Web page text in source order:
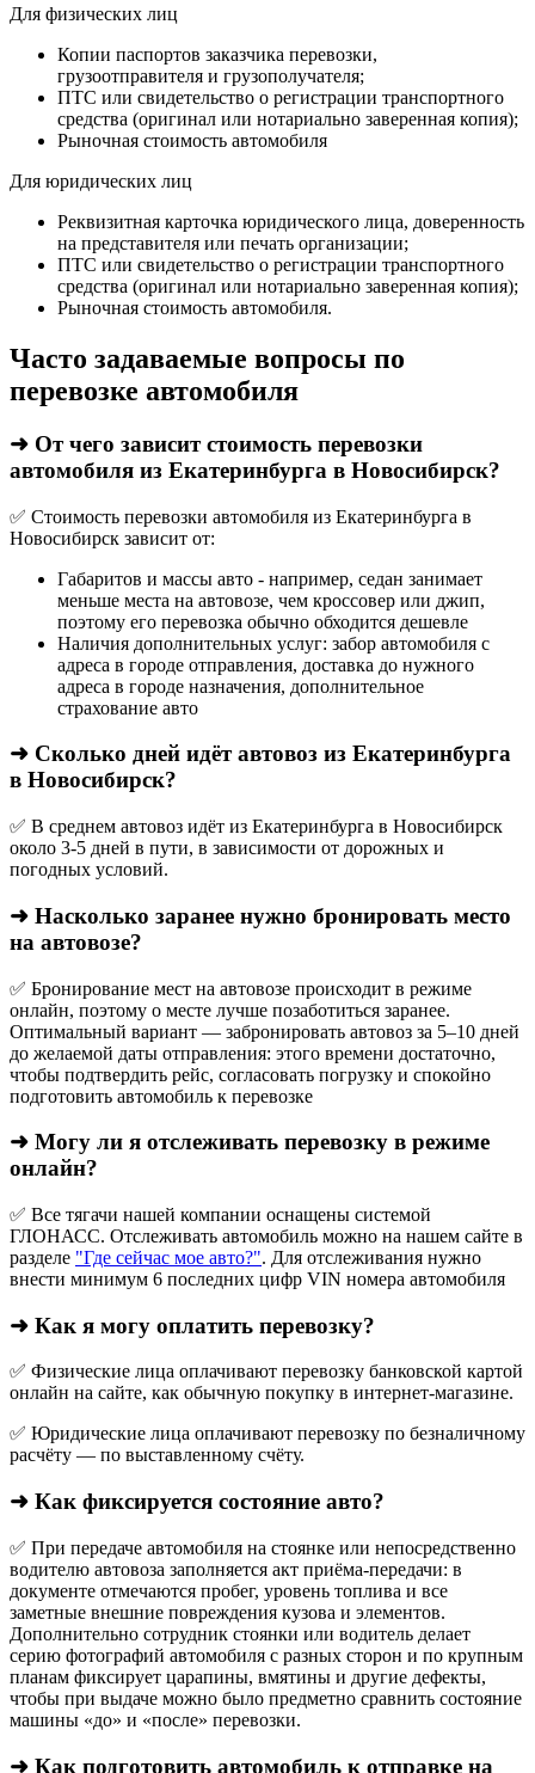
Для физических лиц
Копии паспортов заказчика перевозки,
грузоотправителя и грузополучателя;
ПТС или свидетельство о регистрации транспортного
средства (оригинал или нотариально заверенная копия);
Рыночная стоимость автомобиля
Для юридических лиц
Реквизитная карточка юридического лица, доверенность
на представителя или печать организации;
ПТС или свидетельство о регистрации транспортного
средства (оригинал или нотариально заверенная копия);
Рыночная стоимость автомобиля.
Часто задаваемые вопросы по
перевозке автомобиля
➜ От чего зависит стоимость перевозки
автомобиля из Екатеринбурга в Новосибирск?
✅ Стоимость перевозки автомобиля из Екатеринбурга в
Новосибирск зависит от:
Габаритов и массы авто - например, седан занимает
меньше места на автовозе, чем кроссовер или джип,
поэтому его перевозка обычно обходится дешевле
Наличия дополнительных услуг: забор автомобиля с
адреса в городе отправления, доставка до нужного
адреса в городе назначения, дополнительное
страхование авто
➜ Сколько дней идёт автовоз из Екатеринбурга
в Новосибирск?
✅ В среднем автовоз идёт из Екатеринбурга в Новосибирск
около 3-5 дней в пути, в зависимости от дорожных и
погодных условий.
➜ Насколько заранее нужно бронировать место
на автовозе?
✅ Бронирование мест на автовозе происходит в режиме
онлайн, поэтому о месте лучше позаботиться заранее.
Оптимальный вариант — забронировать автовоз за 5–10 дней
до желаемой даты отправления: этого времени достаточно,
чтобы подтвердить рейс, согласовать погрузку и спокойно
подготовить автомобиль к перевозке
➜ Могу ли я отслеживать перевозку в режиме
онлайн?
✅ Все тягачи нашей компании оснащены системой
ГЛОНАСС. Отслеживать автомобиль можно на нашем сайте в
разделе "Где сейчас мое авто?". Для отслеживания нужно
внести минимум 6 последних цифр VIN номера автомобиля
➜ Как я могу оплатить перевозку?
✅ Физические лица оплачивают перевозку банковской картой
онлайн на сайте, как обычную покупку в интернет‑магазине.
✅ Юридические лица оплачивают перевозку по безналичному
расчёту — по выставленному счёту.
➜ Как фиксируется состояние авто?
✅ При передаче автомобиля на стоянке или непосредственно
водителю автовоза заполняется акт приёма-передачи: в
документе отмечаются пробег, уровень топлива и все
заметные внешние повреждения кузова и элементов.
Дополнительно сотрудник стоянки или водитель делает
серию фотографий автомобиля с разных сторон и по крупным
планам фиксирует царапины, вмятины и другие дефекты,
чтобы при выдаче можно было предметно сравнить состояние
машины «до» и «после» перевозки.
➜ Как подготовить автомобиль к отправке на